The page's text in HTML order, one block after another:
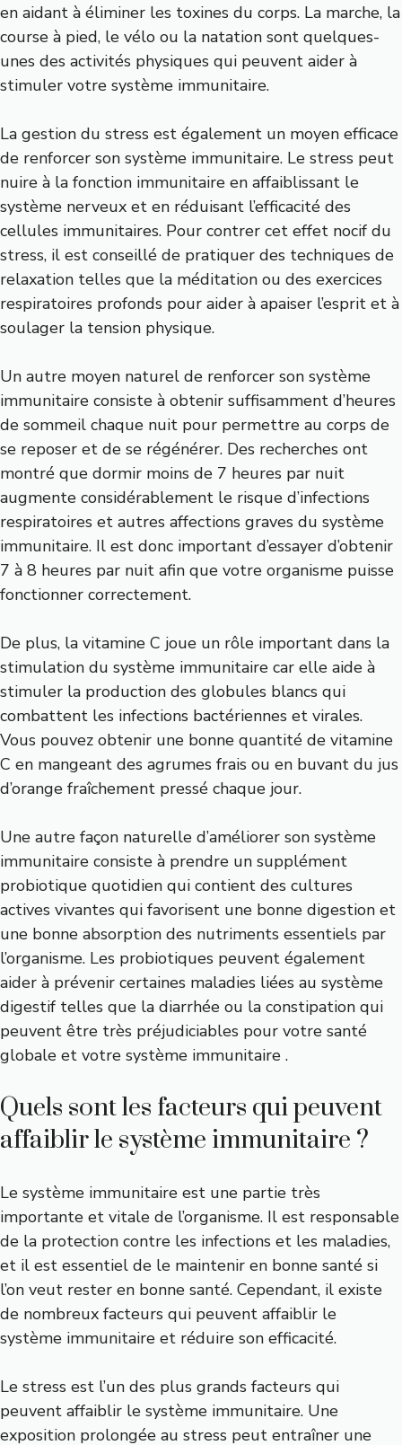
en aidant à éliminer les toxines du corps. La marche, la
course à pied, le vélo ou la natation sont quelques-
unes des activités physiques qui peuvent aider à
stimuler votre système immunitaire.
La gestion du stress est également un moyen efficace
de renforcer son système immunitaire. Le stress peut
nuire à la fonction immunitaire en affaiblissant le
système nerveux et en réduisant l’efficacité des
cellules immunitaires. Pour contrer cet effet nocif du
stress, il est conseillé de pratiquer des techniques de
relaxation telles que la méditation ou des exercices
respiratoires profonds pour aider à apaiser l’esprit et à
soulager la tension physique.
Un autre moyen naturel de renforcer son système
immunitaire consiste à obtenir suffisamment d’heures
de sommeil chaque nuit pour permettre au corps de
se reposer et de se régénérer. Des recherches ont
montré que dormir moins de 7 heures par nuit
augmente considérablement le risque d’infections
respiratoires et autres affections graves du système
immunitaire. Il est donc important d’essayer d’obtenir
7 à 8 heures par nuit afin que votre organisme puisse
fonctionner correctement.
De plus, la vitamine C joue un rôle important dans la
stimulation du système immunitaire car elle aide à
stimuler la production des globules blancs qui
combattent les infections bactériennes et virales.
Vous pouvez obtenir une bonne quantité de vitamine
C en mangeant des agrumes frais ou en buvant du jus
d’orange fraîchement pressé chaque jour.
Une autre façon naturelle d’améliorer son système
immunitaire consiste à prendre un supplément
probiotique quotidien qui contient des cultures
actives vivantes qui favorisent une bonne digestion et
une bonne absorption des nutriments essentiels par
l’organisme. Les probiotiques peuvent également
aider à prévenir certaines maladies liées au système
digestif telles que la diarrhée ou la constipation qui
peuvent être très préjudiciables pour votre santé
globale et votre système immunitaire .
Quels sont les facteurs qui peuvent
affaiblir le système immunitaire ?
Le système immunitaire est une partie très
importante et vitale de l’organisme. Il est responsable
de la protection contre les infections et les maladies,
et il est essentiel de le maintenir en bonne santé si
l’on veut rester en bonne santé. Cependant, il existe
de nombreux facteurs qui peuvent affaiblir le
système immunitaire et réduire son efficacité.
Le stress est l’un des plus grands facteurs qui
peuvent affaiblir le système immunitaire. Une
exposition prolongée au stress peut entraîner une